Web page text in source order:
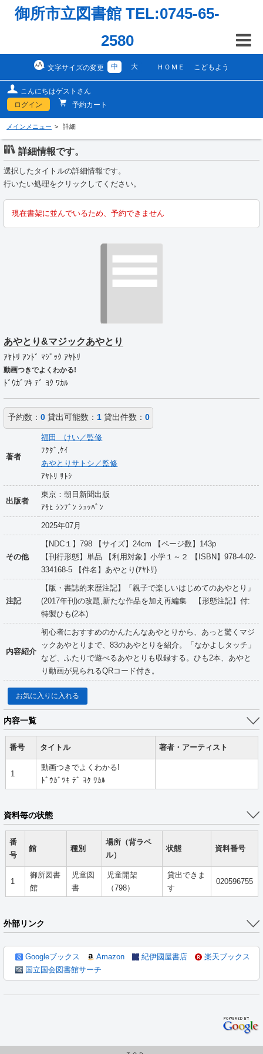
御所市立図書館 TEL:0745-65-
2580
文字サイズの変更 中 大 ＨＯＭＥ こどもよう
こんにちはゲストさん
ログイン
予約カート
メインメニュー 詳細
詳細情報です。
選択したタイトルの詳細情報です。
行いたい処理をクリックしてください。
現在書架に並んでいるため、予約できません
あやとり&マジックあやとり
ｱﾔﾄﾘ ｱﾝﾄﾞ ﾏｼﾞｯｸ ｱﾔﾄﾘ
動画つきでよくわかる!
ﾄﾞｳｶﾞﾂｷ ﾃﾞ ﾖｸ ﾜｶﾙ
予約数： 0貸出可能数： 1貸出件数： 0
著者
福田 けい／監修
ﾌｸﾀﾞ,ｹｲ
あやとりサトシ／監修
ｱﾔﾄﾘ ｻﾄｼ
出版者
東京：朝日新聞出版
ｱｻﾋ ｼﾝﾌﾞﾝ ｼｭｯﾊﾟﾝ
2025年07月
その他
【NDC１】798 【サイズ】24cm 【ページ数】143p
【刊行形態】単品 【利用対象】小学１～２ 【ISBN】978-4-02-
334168-5 【件名】あやとり(ｱﾔﾄﾘ)
注記
【版・書誌的来歴注記】「親子で楽しいはじめてのあやとり」
(2017年刊)の改題,新たな作品を加え再編集 【形態注記】付:
特製ひも(2本)
内容紹介
初心者におすすめのかんたんなあやとりから、あっと驚くマジ
ックあやとりまで、83のあやとりを紹介。「なかよしタッチ」
など、ふたりで遊べるあやとりも収録する。ひも2本、あやと
り動画が見られるQRコード付き。
お気に入りに入れる
内容一覧
番号 タイトル 著者・アーティスト
1
動画つきでよくわかる!
ﾄﾞｳｶﾞﾂｷ ﾃﾞ ﾖｸ ﾜｶﾙ
資料毎の状態
番
号
館 種別
場所（背ラベ
ル）
状態 資料番号
1
御所図書
館
児童図
書
児童開架
（798）
貸出できま
す
020596755
外部リンク
Googleブックス Amazon 紀伊國屋書店
楽天ブックス
国立国会図書館サーチ